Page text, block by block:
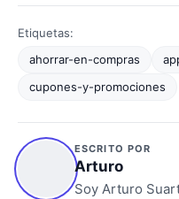
Etiquetas:
ahorrar-en-compras
cupones-y-promociones
ESCRITO POR
Arturo
Soy Arturo